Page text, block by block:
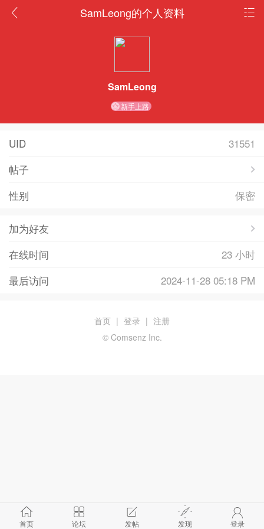
SamLeong的个人资料
SamLeong
新手上路
UID
31551
帖子
性别
保密
加为好友
在线时间
23 小时
最后访问
2024-11-28 05:18 PM
首页 论坛 发帖 发现 登录
首页 | 登录 | 注册
© Comsenz Inc.